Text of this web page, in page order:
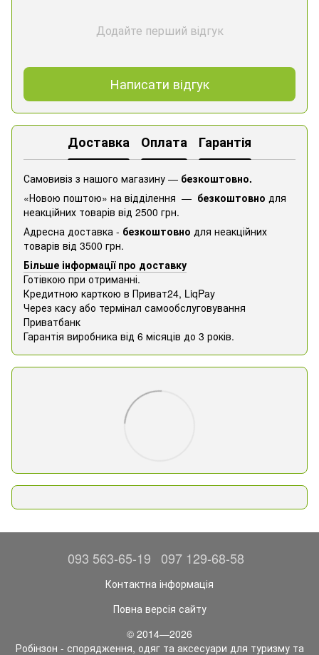
Додайте перший відгук
Написати відгук
Доставка Оплата Гарантія
Самовивіз з нашого магазину — безкоштовно.
«Новою поштою» на відділення — безкоштовно для
неакційних товарів від 2500 грн.
Адресна доставка - безкоштовно для неакційних
товарів від 3500 грн.
Більше інформації про доставку
Готівкою при отриманні.
Кредитною карткою в Приват24, ​​LiqPay
Через касу або термінал самообслуговування
Приватбанк
Гарантія виробника від 6 місяців до 3 років.
093 563-65-19 097 129-68-58
Контактна інформація
Повна версія сайту
© 2014—2026
Робінзон - спорядження, одяг та аксесуари для туризму та